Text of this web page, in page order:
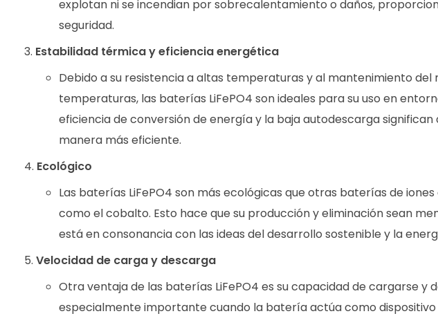
explotan ni se incendian por sobrecalentamiento o daños,
seguridad.
Estabilidad térmica y eficiencia energética
Debido a su resistencia a altas temperaturas y al mantenimiento
temperaturas, las baterías LiFePO4 son ideales para su uso en
eficiencia de conversión de energía y la baja autodescarga
manera más eficiente.
Ecológico
Las baterías LiFePO4 son más ecológicas que otras baterías de
como el cobalto. Esto hace que su producción y eliminación sean
está en consonancia con las ideas del desarrollo sostenible y la
Velocidad de carga y descarga
Otra ventaja de las baterías LiFePO4 es su capacidad de cargarse y
especialmente importante cuando la batería actúa como